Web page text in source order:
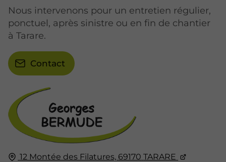
12 Montée des Filatures, 69170 TARARE
Nous intervenons pour un entretien régulier,
ponctuel, après sinistre ou en fin de chantier
à Tarare.
Contact